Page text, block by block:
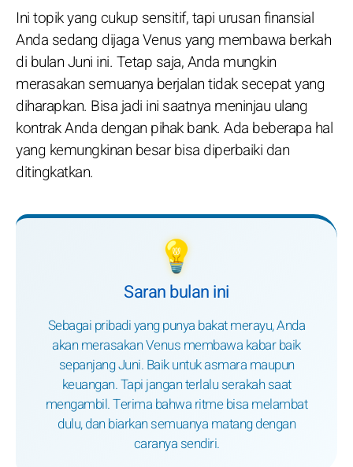
Ini topik yang cukup sensitif, tapi urusan finansial
Anda sedang dijaga Venus yang membawa berkah
di bulan Juni ini. Tetap saja, Anda mungkin
merasakan semuanya berjalan tidak secepat yang
diharapkan. Bisa jadi ini saatnya meninjau ulang
kontrak Anda dengan pihak bank. Ada beberapa hal
yang kemungkinan besar bisa diperbaiki dan
ditingkatkan.
💡
Saran bulan ini
Sebagai pribadi yang punya bakat merayu, Anda
akan merasakan Venus membawa kabar baik
sepanjang Juni. Baik untuk asmara maupun
keuangan. Tapi jangan terlalu serakah saat
mengambil. Terima bahwa ritme bisa melambat
dulu, dan biarkan semuanya matang dengan
caranya sendiri.